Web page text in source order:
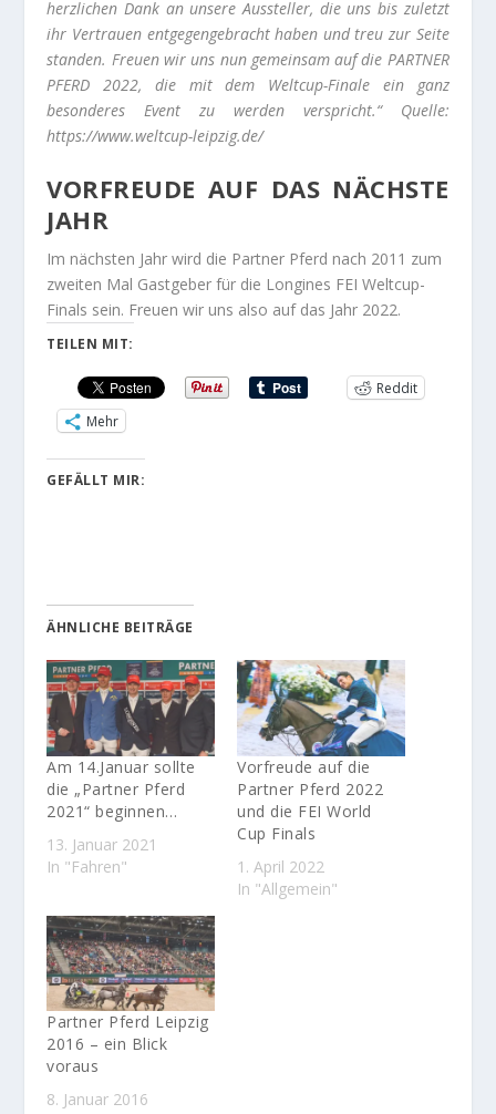
herzlichen Dank an unsere Aussteller, die uns bis zuletzt
ihr Vertrauen entgegengebracht haben und treu zur Seite
standen. Freuen wir uns nun gemeinsam auf die PARTNER
PFERD 2022, die mit dem Weltcup-Finale ein ganz
besonderes Event zu werden verspricht.“ Quelle:
https://www.weltcup-leipzig.de/
VORFREUDE AUF DAS NÄCHSTE
JAHR
Im nächsten Jahr wird die Partner Pferd nach 2011 zum
zweiten Mal Gastgeber für die Longines FEI Weltcup-
Finals sein. Freuen wir uns also auf das Jahr 2022.
TEILEN MIT:
Reddit
Mehr
GEFÄLLT MIR:
ÄHNLICHE BEITRÄGE
Am 14.Januar sollte
die „Partner Pferd
2021“ beginnen…
13. Januar 2021
In "Fahren"
Vorfreude auf die
Partner Pferd 2022
und die FEI World
Cup Finals
1. April 2022
In "Allgemein"
Partner Pferd Leipzig
2016 – ein Blick
voraus
8. Januar 2016